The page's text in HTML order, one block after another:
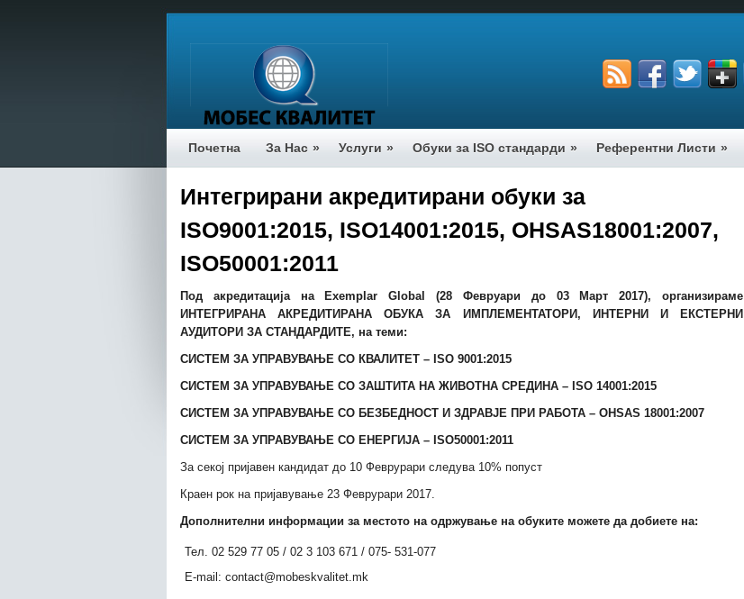
Почетна За Нас » Услуги » Обуки за ISO стандарди » Референтни Листи »
Интегрирани акредитирани обуки за
ISO9001:2015, ISO14001:2015, OHSAS18001:2007,
ISO50001:2011
Под акредитација на Exemplar Global
(28 Февруари до 03 Март 2017), организираме
ИНТЕГРИРАНА АКРЕДИТИРАНА ОБУКА ЗА ИМПЛЕМЕНТАТОРИ, ИНТЕРНИ И ЕКСТЕРНИ
АУДИТОРИ ЗА СТАНДАРДИТЕ, на теми:
СИСТЕМ ЗА УПРАВУВАЊЕ СО КВАЛИТЕТ – ISO 9001:2015
СИСТЕМ ЗА УПРАВУВАЊЕ СО ЗАШТИТА НА ЖИВОТНА СРЕДИНА – ISO 14001:2015
СИСТЕМ ЗА УПРАВУВАЊЕ СО БЕЗБЕДНОСТ И ЗДРАВЈЕ ПРИ РАБОТА – OHSAS 18001:2007
СИСТЕМ ЗА УПРАВУВАЊЕ СО ЕНЕРГИЈА – ISO50001:2011
За секој пријавен кандидат до 10 Феврурари следува 10% попуст
Краен рок на пријавување 23 Феврурари 2017.
Дополнителни информации за местото на одржување на обуките можете да добиете на:
Тел. 02 529 77 05 / 02 3 103 671 / 075- 531-077
E-mail: contact@mobeskvalitet.mk